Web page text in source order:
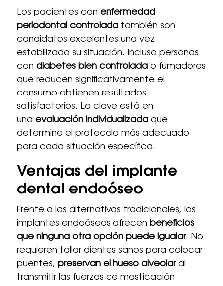
Los pacientes con enfermedad
periodontal controladatambién son
candidatos excelentes una vez
estabilizada su situación. Incluso personas
con diabetes bien controladao fumadores
que reducen significativamente el
consumo obtienen resultados
satisfactorios. La clave está en
una evaluación individualizadaque
determine el protocolo más adecuado
para cada situación específica.
Ventajas del implante
dental endoóseo
Frente a las alternativas tradicionales, los
implantes endoóseos ofrecen beneficios
que ninguna otra opción puede igualar. No
requieren tallar dientes sanos para colocar
puentes, preservan el hueso alveolaral
transmitir las fuerzas de masticación